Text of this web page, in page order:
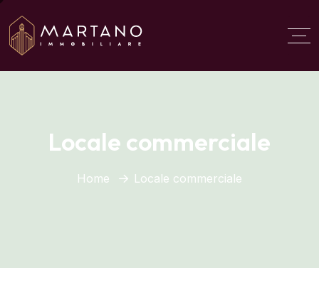
Aggiungi qui il testo del
titolo
Locale commerciale
Home Locale commerciale